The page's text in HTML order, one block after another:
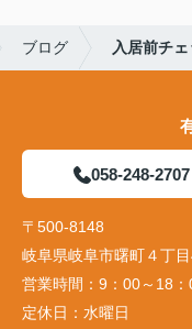
ブログ 入居前チ
058-248-2707
〒500-8148
岐阜県岐阜市曙町４丁
営業時間： 9：00～18：
定休日： 水曜日